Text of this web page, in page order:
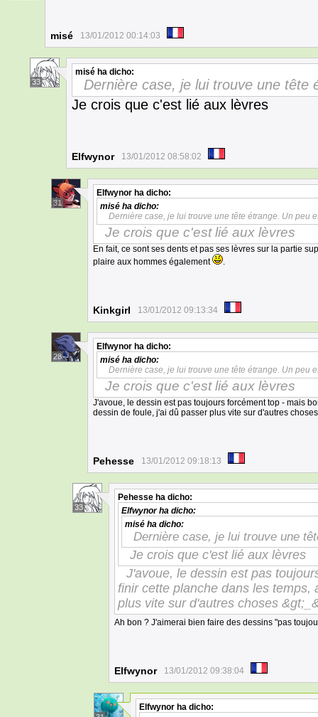
misé 13/01/2012 00:14:03
33
misé ha dicho:
Dernière case, je lui trouve une tête
Je crois que c'est lié aux lèvres
Elfwynor 13/01/2012 08:58:02
31
Elfwynor ha dicho:
misé ha dicho:
Dernière case, je lui trouve une tête étrange. Un peu
Je crois que c'est lié aux lèvres
En fait, ce sont ses dents et pas ses lèvres sur la partie
plaire aux hommes également
.
Kinkgirl 13/01/2012 09:13:34
28
Elfwynor ha dicho:
misé ha dicho:
Dernière case, je lui trouve une tête étrange. Un peu
Je crois que c'est lié aux lèvres
J'avoue, le dessin est pas toujours forcément top - mais
dessin de foule, j'ai dû passer plus vite sur d'autres
Pehesse 13/01/2012 09:18:13
33
Pehesse ha dicho:
Elfwynorha dicho:
misé ha dicho:
Dernière case, je lui trouve une
Je crois que c'est lié aux lèvres
J'avoue, le dessin est pas
finir cette planche dans les temps,
plus vite sur d'autres choses
Ah bon ? J'aimerai bien faire des dessins "pas
Elfwynor 13/01/2012 09:38:04
Elfwynor ha dicho: